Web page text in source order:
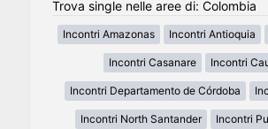
Trova single nelle aree di: Colombia
Incontri Amazonas Incontri Antioquia
Incontri Casanare Incontri
Incontri Departamento de Córdoba
Incontri North Santander Incontri